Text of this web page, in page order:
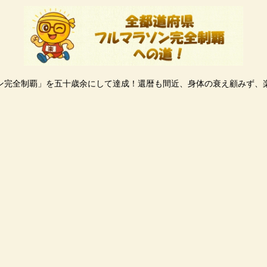
完全制覇」を五十歳余にして達成！還暦も間近、身体の衰え顧みず、